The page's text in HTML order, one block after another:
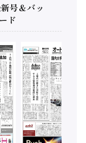
号＆バッ
ド